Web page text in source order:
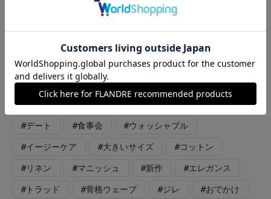
リングです。 パフスリーブのカットソーはサラッとした着心地
ある通勤スタイリングに。
#カットソー #ジャケット #パンツ
#通勤・仕事 #オフィスカジュアル #リラックス
#デート #食事会 #ウォッシャブル
#イージーケア #大きいサイズ #コットン
#リネン #マニッシュ #新作 #エレガンス
#トラッド #骨格ウェーブ #ジレ #おでかけ